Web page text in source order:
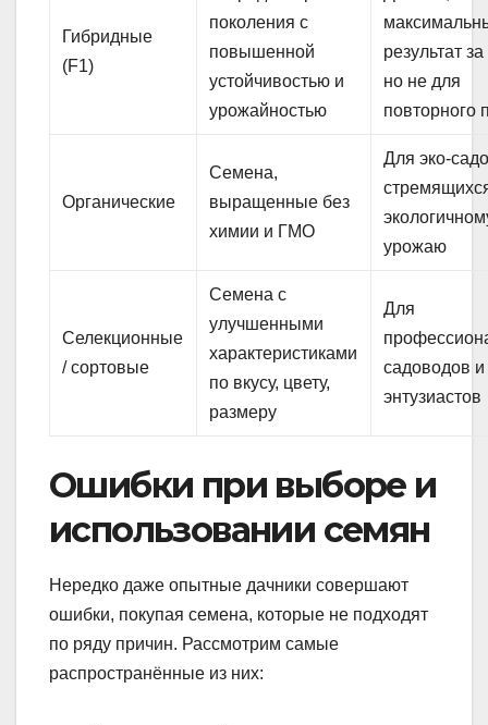
Гибридные
(F1)
поколения с
повышенной
устойчивостью и
урожайностью
результат
но не для
повторного
Органические
Семена,
выращенные без
химии и ГМО
Для эко-
урожаю
Селекционные
/ сортовые
Семена с
улучшенными
характеристиками
по вкусу, цвету,
размеру
Для
садоводов и
энтузиастов
Ошибки при выборе и
использовании семян
Нередко даже опытные дачники совершают
ошибки, покупая семена, которые не подходят
по ряду причин. Рассмотрим самые
распространённые из них: